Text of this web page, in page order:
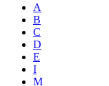
A
B
C
D
E
I
M